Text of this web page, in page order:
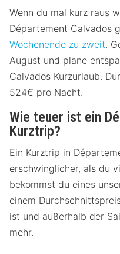
Wenn du mal kurz raus
Département Calvados
Wochenende zu zweit.
August und plane
Calvados Kurzurlaub.
524€ pro Nacht.
Wie teuer ist ein
Kurztrip?
Ein Kurztrip in
erschwinglicher, als du
bekommst du eines
einem
ist und außerhalb der
mehr.